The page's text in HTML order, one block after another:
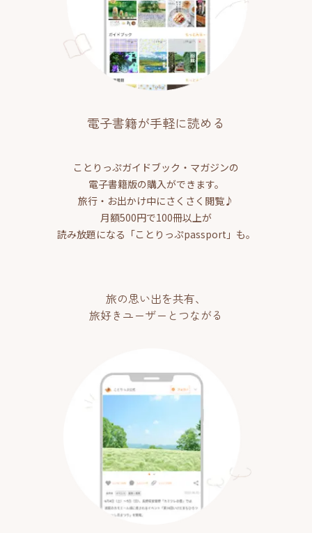
電子書籍が手軽に読める
ことりっぷガイドブック・マガジンの
電子書籍版の購入ができます。
旅行・お出かけ中にさくさく閲覧♪
月額500円で100冊以上が
読み放題になる「ことりっぷpassport」も。
旅の思い出を共有、
旅好きユーザーとつながる